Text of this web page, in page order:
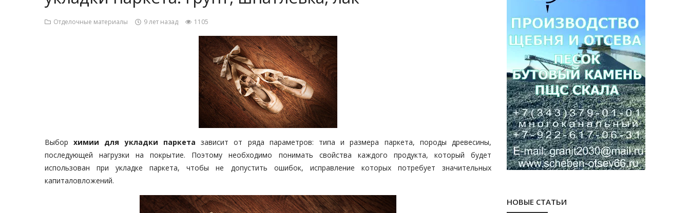
Отделочные материалы 9 лет назад 1105
Выборхимии для укладки паркета зависит от ряда параметров: типа и размера паркета, породы древесины,
последующей нагрузки на покрытие. Поэтому необходимо понимать свойства каждого продукта, который будет
использован при укладке паркета, чтобы не допустить ошибок, исправление которых потребует значительных
капиталовложений.
НОВЫЕ СТАТЬИ